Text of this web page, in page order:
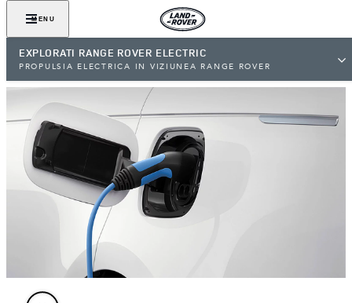
MENU
EXPLORATI RANGE ROVER ELECTRIC
PROPULSIA ELECTRICA IN VIZIUNEA RANGE ROVER